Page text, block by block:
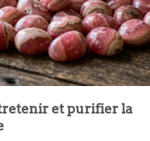
et purifier la